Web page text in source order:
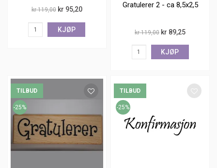
kr 119,00 kr 95,20
KJØP
Gratulerer 2 - ca 8,5x2,5
kr 119,00 kr 89,25
KJØP
TILBUD
-25%
TILBUD
-25%